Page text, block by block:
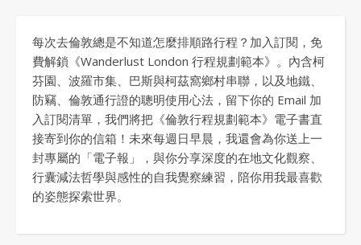
每次去倫敦總是不知道怎麼排順路行程？加入訂閱，免
費解鎖《Wanderlust London 行程規劃範本》。內含柯
芬園、波羅市集、巴斯與柯茲窩鄉村串聯，以及地鐵、
防竊、倫敦通行證的聰明使用心法，留下你的 Email 加
入訂閱清單，我們將把《倫敦行程規劃範本》電子書直
接寄到你的信箱！未來每週日早晨，我還會為你送上一
封專屬的「電子報」，與你分享深度的在地文化觀察、
行囊減法哲學與感性的自我覺察練習，陪你用我最喜歡
的姿態探索世界。